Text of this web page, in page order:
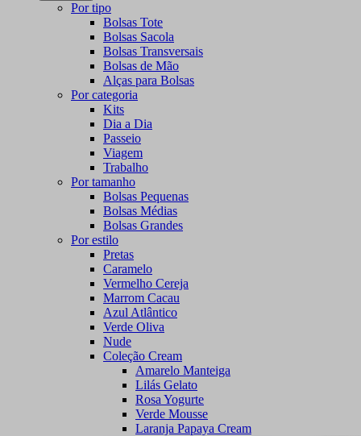
Por tipo
Bolsas Tote
Bolsas Sacola
Bolsas Transversais
Bolsas de Mão
Alças para Bolsas
Por categoria
Kits
Dia a Dia
Passeio
Viagem
Trabalho
Por tamanho
Bolsas Pequenas
Bolsas Médias
Bolsas Grandes
Por estilo
Pretas
Caramelo
Vermelho Cereja
Marrom Cacau
Azul Atlântico
Verde Oliva
Nude
Coleção Cream
Amarelo Manteiga
Lilás Gelato
Rosa Yogurte
Verde Mousse
Laranja Papaya Cream